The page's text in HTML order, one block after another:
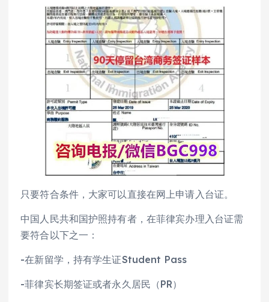
只要符合条件，大家可以直接在网上申请入台证。
中国人民共和国护照持有者，在菲律宾办理入台证需
要符合以下之一：
-在新留学，持有学生证Student Pass
-菲律宾长期签证或者永久居民（PR）